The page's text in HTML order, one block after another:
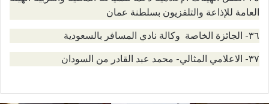
العامة للإذاعة والتلفزيون بسلطنة عمان
٣٦- الجائزة الخاصة وكالة نادي المسافر بالسعودية
٣٧- الاعلامي المثالي- محمد عبد القادر من السودان